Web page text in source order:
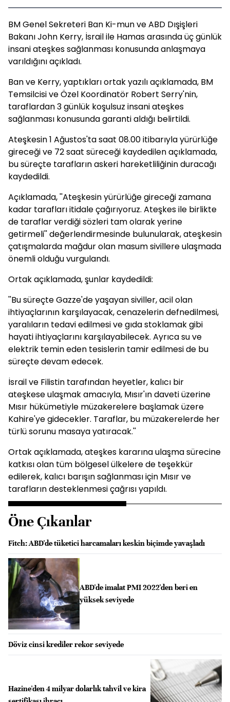
BM Genel Sekreteri Ban Ki-mun ve ABD Dışişleri
Bakanı John Kerry, İsrail ile Hamas arasında üç günlük
insani ateşkes sağlanması konusunda anlaşmaya
varıldığını açıkladı.
Ban ve Kerry, yaptıkları ortak yazılı açıklamada, BM
Temsilcisi ve Özel Koordinatör Robert Serry'nin,
taraflardan 3 günlük koşulsuz insani ateşkes
sağlanması konusunda garanti aldığı belirtildi.
Ateşkesin 1 Ağustos'ta saat 08.00 itibarıyla yürürlüğe
gireceği ve 72 saat süreceği kaydedilen açıklamada,
bu süreçte tarafların askeri hareketliliğinin duracağı
kaydedildi.
Açıklamada, ''Ateşkesin yürürlüğe gireceği zamana
kadar tarafları itidale çağırıyoruz. Ateşkes ile birlikte
de taraflar verdiği sözleri tam olarak yerine
getirmeli'' değerlendirmesinde bulunularak, ateşkesin
çatışmalarda mağdur olan masum sivillere ulaşmada
önemli olduğu vurgulandı.
Ortak açıklamada, şunlar kaydedildi:
''Bu süreçte Gazze'de yaşayan siviller, acil olan
ihtiyaçlarının karşılayacak, cenazelerin defnedilmesi,
yaralıların tedavi edilmesi ve gıda stoklamak gibi
hayati ihtiyaçlarını karşılayabilecek. Ayrıca su ve
elektrik temin eden tesislerin tamir edilmesi de bu
süreçte devam edecek.
İsrail ve Filistin tarafından heyetler, kalıcı bir
ateşkese ulaşmak amacıyla, Mısır'ın daveti üzerine
Mısır hükümetiyle müzakerelere başlamak üzere
Kahire'ye gidecekler. Taraflar, bu müzakerelerde her
türlü sorunu masaya yatıracak.''
Ortak açıklamada, ateşkes kararına ulaşma sürecine
katkısı olan tüm bölgesel ülkelere de teşekkür
edilerek, kalıcı barışın sağlanması için Mısır ve
tarafların desteklenmesi çağrısı yapıldı.
Öne Çıkanlar
Fitch: ABD'de tüketici harcamaları keskin biçimde yavaşladı
ABD'de imalat PMI 2022'den beri en
yüksek seviyede
Döviz cinsi krediler rekor seviyede
Hazine'den 4 milyar dolarlık tahvil ve kira